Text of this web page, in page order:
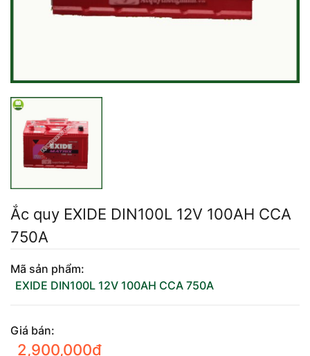
Mercedes-
Suzuki
Đồng Nai -
Rocket
Ắc quy EXIDE DIN100L 12V 100AH CCA
750A
Mã sản phẩm:
EXIDE DIN100L 12V 100AH CCA 750A
Giá bán:
2,900,000₫